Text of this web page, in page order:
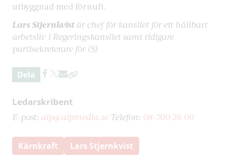
utbyggnad med förnuft.
Lars Stjernkvistär chef för kansliet för ett hållbart
arbetsliv i Regeringskansliet samt tidigare
partisekreterare för (S)
Dela
Ledarskribent
E-post: aip@aipmedia.seTelefon: 08-700 26 00
Kärnkraft Lars Stjernkvist